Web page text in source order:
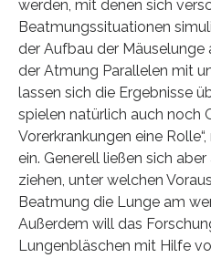
werden, mit denen sich
Beatmungssituationen
der Aufbau der Mäuselunge
der Atmung Parallelen mit
lassen sich die Ergebnisse
spielen natürlich auch noch
Vorerkrankungen eine
ein. Generell ließen sich
ziehen, unter welchen
Beatmung die Lunge am
Außerdem will das
Lungenbläschen mit Hilfe